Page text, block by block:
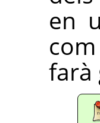
en
farà